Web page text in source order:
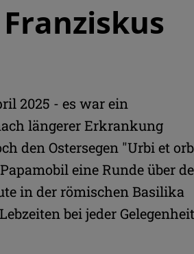
2025 - es war ein
längerer Erkrankung
den Ostersegen "Urbi et
eine Runde über
in der römischen Basilika
bei jeder Gelegenheit